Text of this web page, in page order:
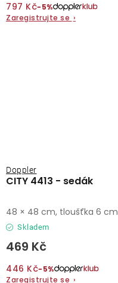
797 Kč−5%
Zaregistrujte se ›
CITY 4413 - sedák
Doppler
Skladem
469 Kč
446 Kč−5%
Zaregistrujte se ›
48 × 48 cm, tloušťka 6 cm